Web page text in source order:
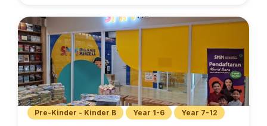
Pre-Kinder - Kinder B Year 1-6 Year 7-12